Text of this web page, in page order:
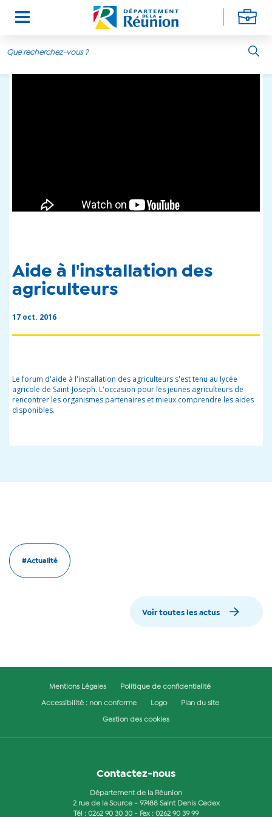
Aide à l'installation des
agriculteurs
17 oct. 2016
Le forum d'aide à l'installation des agriculteurs s'est tenu au lycée
agricole de Saint-Joseph. L'occasion pour les jeunes agriculteurs de
rencontrer les organismes partenaires et mieux comprendre les aides
disponibles.
#Actualité
Voir toutes les actus
Mentions Légales Politique de confidentialité
Accessibilité : non conforme Logo Plan du site
Gestion des cookies
Contactez-nous
Département de la Réunion
2 rue de la Source - 97488 Saint Denis Cedex
Tél : 0262 90 30 30 - Fax : 0262 90 39 99